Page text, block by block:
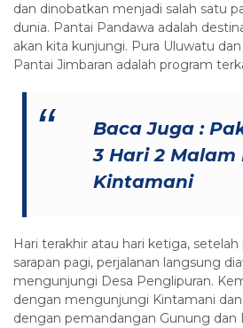
dan dinobatkan menjadi salah satu
dunia. Pantai Pandawa adalah
akan kita kunjungi. Pura Uluwatu
Pantai Jimbaran adalah program
Baca Juga :
3 Hari 2
Kintamani
Hari terakhir atau hari ketiga,
sarapan pagi, perjalanan langsung
mengunjungi Desa Penglipuran.
dengan mengunjungi Kintamani
dengan pemandangan Gunung dan